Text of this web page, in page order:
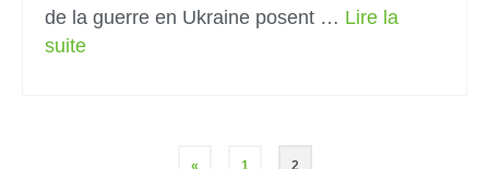
de la guerre en Ukraine posent … Lire la
suite­­